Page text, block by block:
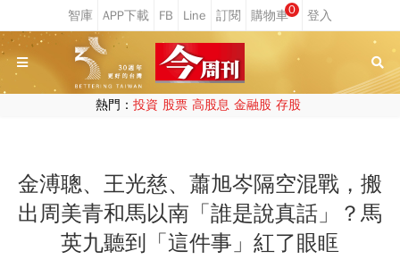
0
熱門： 投資 股票 高股息 金融股 存股
金溥聰、王光慈、蕭旭岑隔空混戰，搬
出周美青和馬以南「誰是說真話」？馬
英九聽到「這件事」紅了眼眶